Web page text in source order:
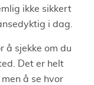
ikke sikkert
i dag.
å sjekke om du
Det er helt
å se hvor